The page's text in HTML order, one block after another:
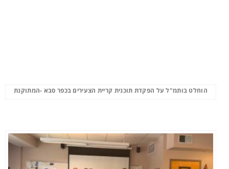
הוחלט בותמ"ל על הפקדת תוכנית קריית הצעירים בכפר סבא -המתוקנת